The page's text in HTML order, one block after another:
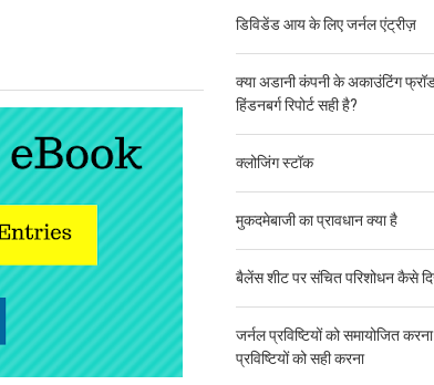
डिविडेंड आय के लिए जर्नल एंट्रीज़
क्या अडानी कंपनी के अकाउंटिंग
हिंडनबर्ग रिपोर्ट सही है?
क्लोजिंग स्टॉक
मुकदमेबाजी का प्रावधान क्या है
बैलेंस शीट पर संचित परिशोधन कैसे
जर्नल प्रविष्टियों को समायोजित
प्रविष्टियों को सही करना